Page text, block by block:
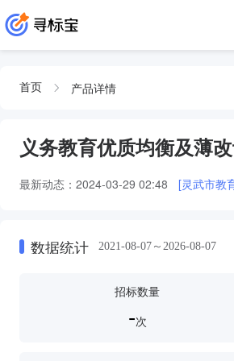
首页 产品详情
义务教育优质均衡及薄
最新动态： 2024-03-29 02:48 [灵武市教
数据统计 2021-08-07～2026-08-07
招标数量
-次